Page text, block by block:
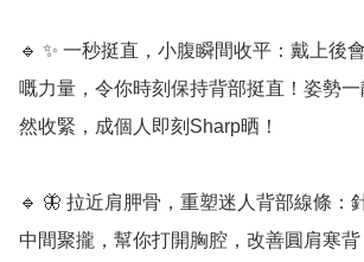
🔹 ✨ 一秒挺直，小腹瞬間收平：戴上後
嘅力量，令你時刻保持背部挺直！姿勢
然收緊，成個人即刻Sharp晒！
🔹 🦋 拉近肩胛骨，重塑迷人背部線條：
中間聚攏，幫你打開胸腔，改善圓肩寒